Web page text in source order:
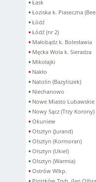
Łask
Łoziska k. Piaseczna
Łódź
Łódź (nr 2)
Małobądz k. Bolesławia
Męcka Wola k. Sieradza
Mikołajki
Nakło
Natolin (Bazyliszek)
Niechanowo
Nowe Miasto Lubawskie
Nowy Sącz (Trzy Korony)
Okuniew
Olsztyn (Jurand)
Olsztyn (Kormoran)
Olsztyn (Ukiel)
Olsztyn (Warmia)
Ostrów Wlkp.